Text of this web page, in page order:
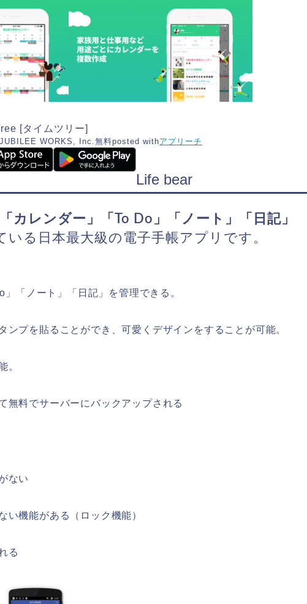
[タイムツリー]
JUBILEE WORKS, Inc. 無料posted withアプリーチ
Life bear
「カレンダー」「To Do」
「ノート」「日記」
いる日本最大級の電子手帳アプリです。
「ノート」「日記」を管理できる。
プを貼ることができ、可愛くデザインをすることが可能。
。
無料でサーバーにバックアップされる
ない
機能がある（ロック機能）
る